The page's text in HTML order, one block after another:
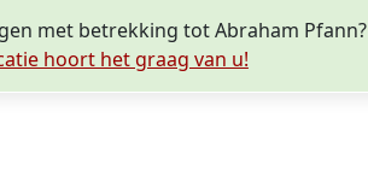
met betrekking tot Abraham Pfann?
hoort het graag van u!